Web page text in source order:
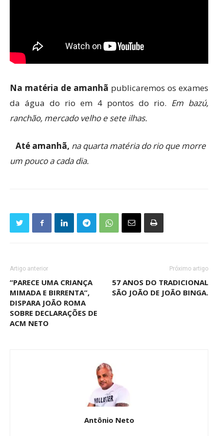
Na matéria de amanhã publicaremos os exames
da água do rio em 4 pontos do rio. Em bazú,
ranchão, mercado velho e sete ilhas.
Até amanhã, na quarta matéria do rio que morre
um pouco a cada dia.
Artigo anterior
“PARECE UMA CRIANÇA
MIMADA E BIRRENTA”,
DISPARA JOÃO ROMA
SOBRE DECLARAÇÕES DE
ACM NETO
Próximo artigo
57 ANOS DO TRADICIONAL
SÃO JOÃO DE JOÃO BINGA.
Antônio Neto